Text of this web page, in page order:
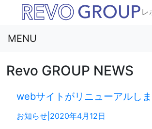
レ
MENU
Revo GROUP NEWS
webサイトがリニューアルし
お知らせ|2020年4月12日